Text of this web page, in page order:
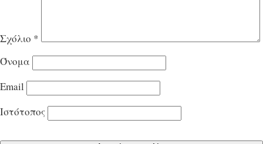
Σχόλιο *
Όνομα
Email
Ιστότοπος